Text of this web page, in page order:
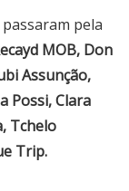
pela
MOB, Don
Assunção,
Possi, Clara
Tchelo
Trip.